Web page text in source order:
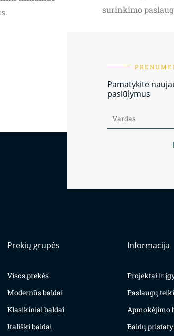
surinkimo
Pamatykite
pasiūlymus
Prekių grupės
Visos prekės
Modernūs baldai
Klasikiniai baldai
Itališki baldai
Informacija
Projektai ir
Paslaugų
Apmokėjimo
Baldų